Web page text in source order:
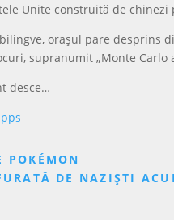
Unite construită de
orașul pare desprins
supranumit „Monte Carlo
desce…
POKÉMON
DE NAZIȘTI